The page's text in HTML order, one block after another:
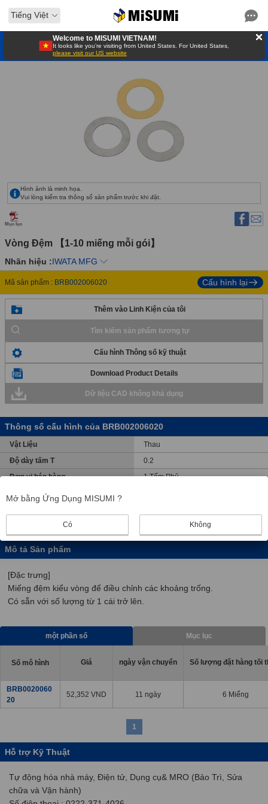
Tiếng Việt
Welcome to MISUMI VIETNAM!
It looks like you’re visiting from United States. For United States,
please visit our US website
Hình ảnh là minh họa.
Vui lòng kiểm tra thông số sản phẩm trước khi đặt.
Mục lục
Vòng Đệm 【1-10 miếng mỗi gói】
Nhãn hiệu :IWATA MFG
Mã sản phẩm : BRB002006020 Cấu hình lại
Thêm vào Linh Kiện của tôi
Tìm kiếm sản phẩm tương tự
Cấu hình Thông số kỹ thuật
Download Product Details
Dữ liệu CAD không khả dụng
Thông số cấu hình của BRB002006020
Vật Liệu
Thau
Độ dày tấm T
0.2
Đơn vị bán hàng
1 Tấm Phủ
TÔI. đ
Mô tả Sản phẩm
[Đặc trưng]
Miếng đệm kiểu vòng để điều chỉnh các khoảng trống.
Có sẵn với số lượng từ 1 cái trở lên.
một phần số Mục lục
Số mô hình Giá ngày vận chuyển Số lượng đặt hàng tối
BRB0020060
20
52,352 VND 11 ngày 6 Miếng
1
Hỗ trợ Kỹ Thuật
Tự động hóa nhà máy, Điện tử, Dụng cụ& MRO (Bảo Trì, Sửa
chữa và Vận hành)
Mở bằng Ứng Dụng MISUMI ?
Có Không